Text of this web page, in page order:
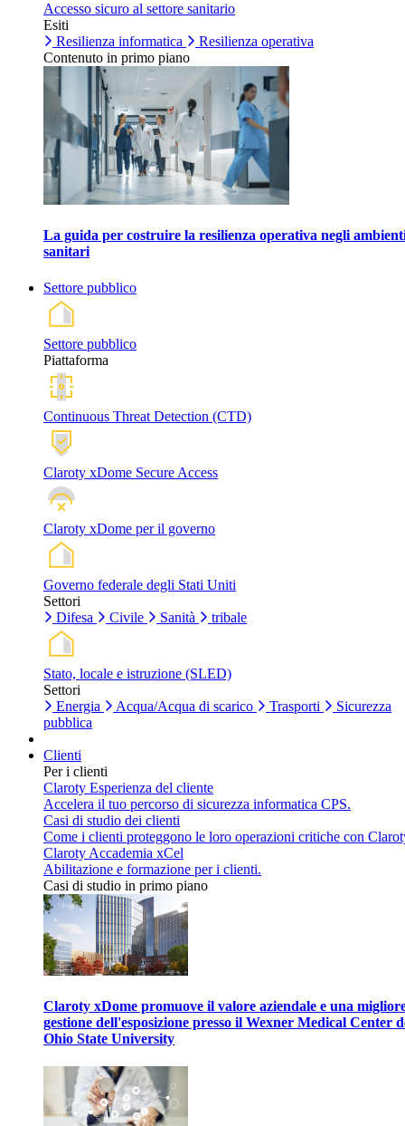
Accesso sicuro al settore sanitario
Esiti
Resilienza informatica
Resilienza operativa
Contenuto in primo piano
La guida per costruire la resilienza operativa negli
sanitari
Settore pubblico
Settore pubblico
Piattaforma
Continuous Threat Detection (CTD)
Claroty xDome Secure Access
Claroty xDome per il governo
Governo federale degli Stati Uniti
Settori
Difesa
Civile Sanità tribale
Stato, locale e istruzione (SLED)
Settori
Energia
Acqua/Acqua di scarico Trasporti
Sicurezza
pubblica
Clienti
Per i clienti
Claroty Esperienza del cliente
Accelera il tuo percorso di sicurezza informatica CPS.
Casi di studio dei clienti
Come i clienti proteggono le loro operazioni critiche con
Claroty Accademia xCel
Abilitazione e formazione per i clienti.
Casi di studio in primo piano
Claroty xDome promuove il valore aziendale e una
gestione dell'esposizione presso il Wexner Medical Center
Ohio State University